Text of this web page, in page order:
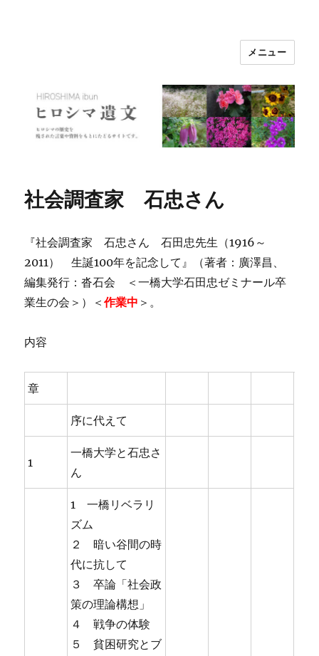
メニュー
社会調査家 石忠さん
『社会調査家 石忠さん 石田忠先生（1916～
2011） 生誕100年を記念して』（著者：廣澤昌、
編集発行：沓石会 ＜一橋大学石田忠ゼミナール卒
業生の会＞）＜作業中 ＞。
内容
章
序に代えて
1
一橋大学と石忠さ
ん
1 一橋リベラリ
ズム
２ 暗い谷間の時
代に抗して
３ 卒論「社会政
策の理論構想」
４ 戦争の体験
５ 貧困研究とブ